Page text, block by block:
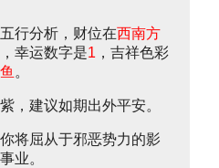
行分析，财位在西南方
，幸运数字是1 ，吉祥色彩
。
，建议如期出外平安。
将屈从于邪恶势力的影
业。